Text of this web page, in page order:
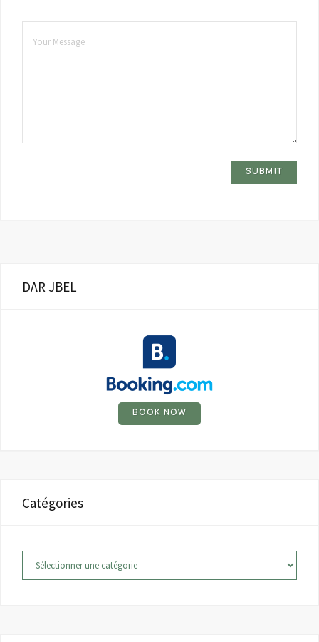
DΛR JBEL
BOOK NOW
Catégories
Catégories